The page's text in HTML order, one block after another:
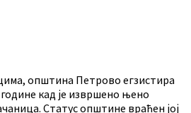
општина Петрово егзистира
кад је извршено њено
Статус општине враћен јој